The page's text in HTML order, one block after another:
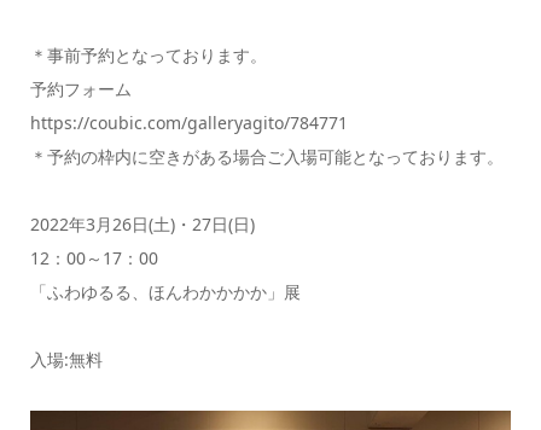
＊事前予約となっております。
予約フォーム
https://coubic.com/galleryagito/784771
＊予約の枠内に空きがある場合ご入場可能となっております。
2022年3月26日(土)・27日(日)
12：00～17：00
「ふわゆるる、ほんわかかかか」展
入場:無料